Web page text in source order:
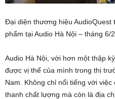
Đại diện thương hiệu AudioQuest
phẩm tại Audio Hà Nội – tháng 6/
Audio Hà Nội, với hơn một thập
được vị thế của mình trong thị
Nam. Không chỉ nổi tiếng với
thanh chất lượng mà còn là địa